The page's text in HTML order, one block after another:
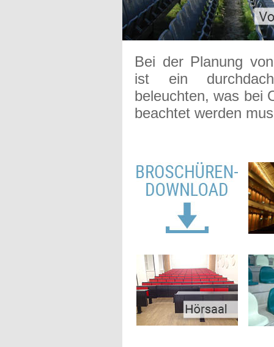
Bei der Planung
ist ein
beleuchten, was bei
beachtet werden